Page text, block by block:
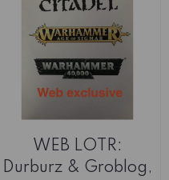
WEB LOTR:
Durburz & Groblog,